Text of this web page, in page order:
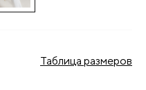
Таблица размеров